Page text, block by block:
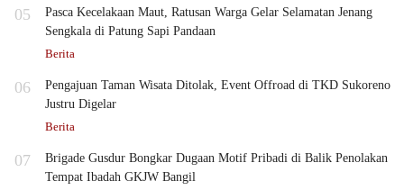
05
Pasca Kecelakaan Maut, Ratusan Warga Gelar Selamatan Jenang
Sengkala di Patung Sapi Pandaan
Berita
06
Pengajuan Taman Wisata Ditolak, Event Offroad di TKD Sukoreno
Justru Digelar
Berita
07
Brigade Gusdur Bongkar Dugaan Motif Pribadi di Balik Penolakan
Tempat Ibadah GKJW Bangil